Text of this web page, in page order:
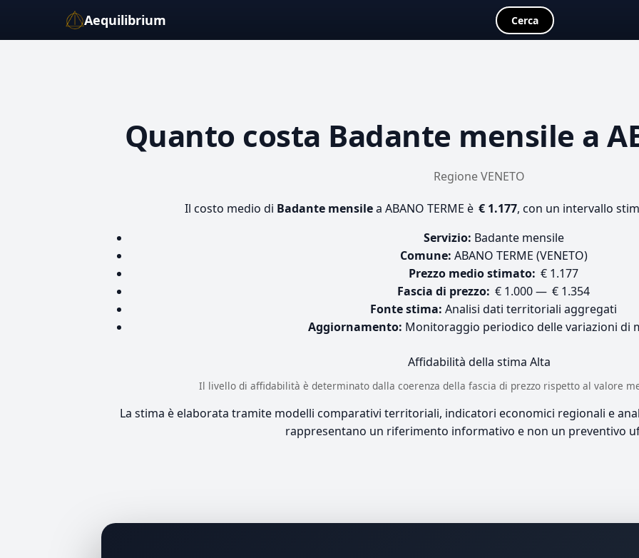
Aequilibrium Cerca
Quanto costa Badante mensile a
Regione VENETO
Il costo medio di Badante mensilea ABANO TERME è € 1.177, con un intervallo
Servizio: Badante mensile
Comune: ABANO TERME (VENETO)
Prezzo medio stimato: € 1.177
Fascia di prezzo: € 1.000 — € 1.354
Fonte stima: Analisi dati territoriali aggregati
Aggiornamento: Monitoraggio periodico delle variazioni di
Affidabilità della stima Alta
Il livello di affidabilità è determinato dalla coerenza della fascia di prezzo rispetto al valore
La stima è elaborata tramite modelli comparativi territoriali, indicatori economici regionali e
rappresentano un riferimento informativo e non un preventivo